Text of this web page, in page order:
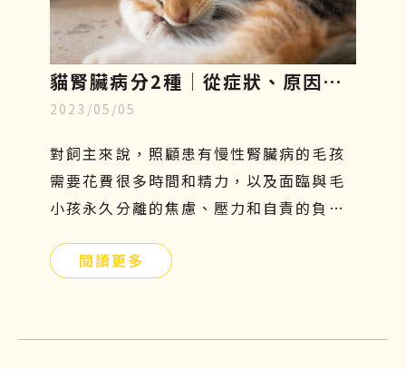
貓腎臟病分2種│從症狀、原因、
飲食原則到幹細胞治療一一解析
2023/05/05
對飼主來說，照顧患有慢性腎臟病的毛孩
需要花費很多時間和精力，以及面臨與毛
小孩永久分離的焦慮、壓力和自責的負面
提前提前瞭解貓腎病症狀、原因、飲食及
閱讀更多